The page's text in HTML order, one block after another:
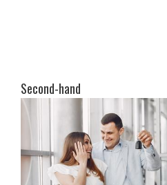
Second-hand